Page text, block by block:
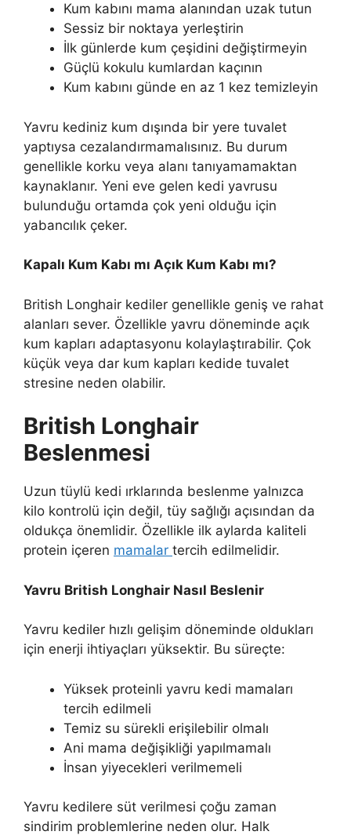
Kum kabını mama alanından uzak tutun
Sessiz bir noktaya yerleştirin
İlk günlerde kum çeşidini değiştirmeyin
Güçlü kokulu kumlardan kaçının
Kum kabını günde en az 1 kez temizleyin
Yavru kediniz kum dışında bir yere tuvalet
yaptıysa cezalandırmamalısınız. Bu durum
genellikle korku veya alanı tanıyamamaktan
kaynaklanır. Yeni eve gelen kedi yavrusu
bulunduğu ortamda çok yeni olduğu için
yabancılık çeker.
Kapalı Kum Kabı mı Açık Kum Kabı mı?
British Longhair kediler genellikle geniş ve rahat
alanları sever. Özellikle yavru döneminde açık
kum kapları adaptasyonu kolaylaştırabilir. Çok
küçük veya dar kum kapları kedide tuvalet
stresine neden olabilir.
British Longhair
Beslenmesi
Uzun tüylü kedi ırklarında beslenme yalnızca
kilo kontrolü için değil, tüy sağlığı açısından da
oldukça önemlidir. Özellikle ilk aylarda kaliteli
protein içeren mamalar tercih edilmelidir.
Yavru British Longhair Nasıl Beslenir
Yavru kediler hızlı gelişim döneminde oldukları
için enerji ihtiyaçları yüksektir. Bu süreçte:
Yüksek proteinli yavru kedi mamaları
tercih edilmeli
Temiz su sürekli erişilebilir olmalı
Ani mama değişikliği yapılmamalı
İnsan yiyecekleri verilmemeli
Yavru kedilere süt verilmesi çoğu zaman
sindirim problemlerine neden olur. Halk